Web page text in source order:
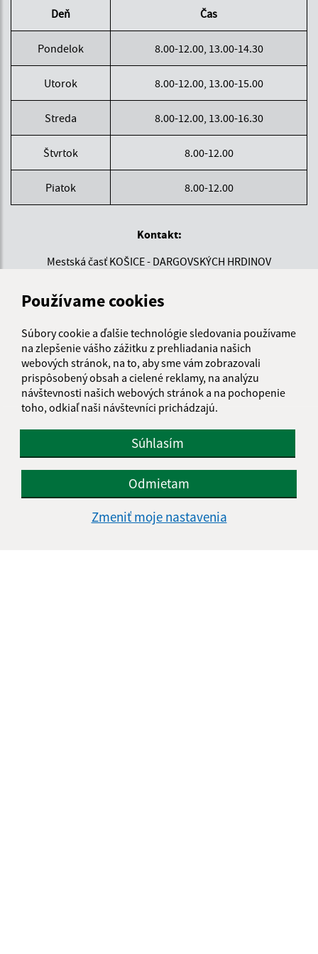
Používame cookies
Súbory cookie a ďalšie technológie sledovania používame
na zlepšenie vášho zážitku z prehliadania našich
webových stránok, na to, aby sme vám zobrazovali
prispôsobený obsah a cielené reklamy, na analýzu
návštevnosti našich webových stránok a na pochopenie
toho, odkiaľ naši návštevníci prichádzajú.
Súhlasím
Odmietam
Zmeniť moje nastavenia
Deň Čas
Pondelok 8.00-12.00, 13.00-14.30
Utorok 8.00-12.00, 13.00-15.00
Streda 8.00-12.00, 13.00-16.30
Štvrtok 8.00-12.00
Piatok 8.00-12.00
Kontakt:
Mestská časť KOŠICE - DARGOVSKÝCH HRDINOV
040 22 Košice
+421 55 300 90 01
IČO: 00690988